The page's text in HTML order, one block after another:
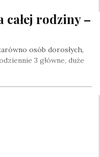
rodziny –
osób dorosłych,
3 główne, duże